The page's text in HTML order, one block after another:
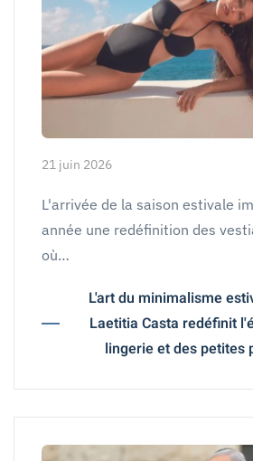
21 juin 2026
L'arrivée de la saison estivale
année une redéfinition des
où…
L'art du minimalisme
Laetitia Casta redéfinit
lingerie et des petites